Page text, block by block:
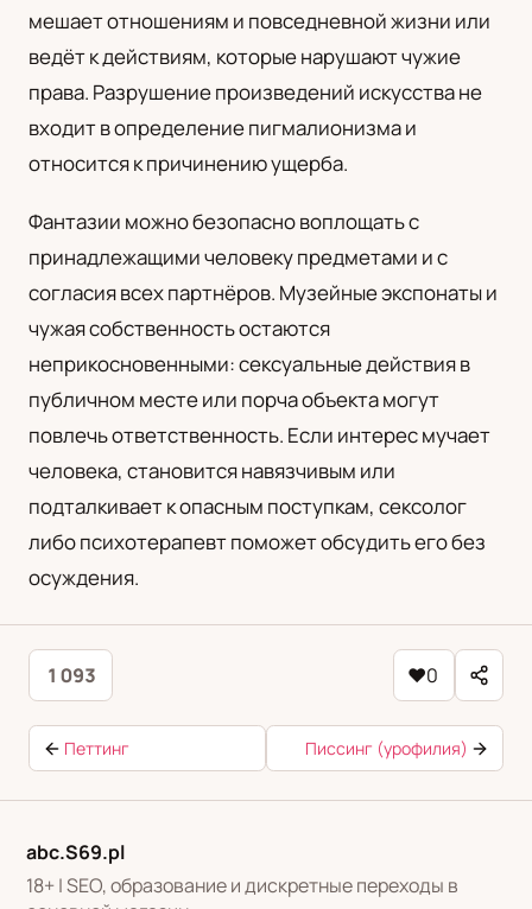
мешает отношениям и повседневной жизни или
ведёт к действиям, которые нарушают чужие
права. Разрушение произведений искусства не
входит в определение пигмалионизма и
относится к причинению ущерба.
Фантазии можно безопасно воплощать с
принадлежащими человеку предметами и с
согласия всех партнёров. Музейные экспонаты и
чужая собственность остаются
неприкосновенными: сексуальные действия в
публичном месте или порча объекта могут
повлечь ответственность. Если интерес мучает
человека, становится навязчивым или
подталкивает к опасным поступкам, сексолог
либо психотерапевт поможет обсудить его без
осуждения.
1 093 ♥0
Петтинг Писсинг (урофилия)
abc.S69.pl
18+ | SEO, образование и дискретные переходы в